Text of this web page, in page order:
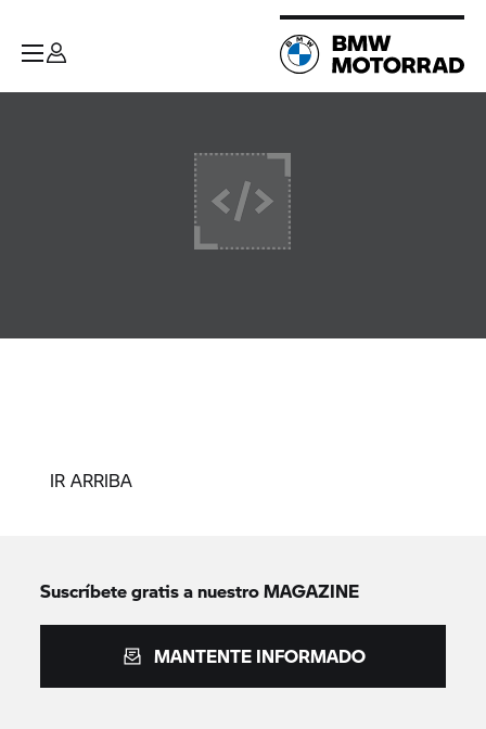
IR ARRIBA
Suscríbete gratis a nuestro MAGAZINE
MANTENTE INFORMADO